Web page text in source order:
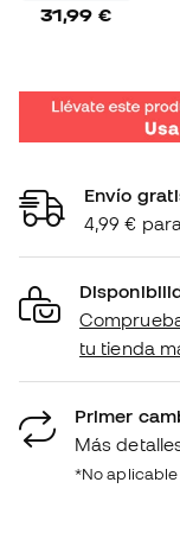
31,99 €
Envío
4,99 €
tu tienda
Primer
Más
*No